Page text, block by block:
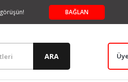
görüşün! BAĞLAN
ARA